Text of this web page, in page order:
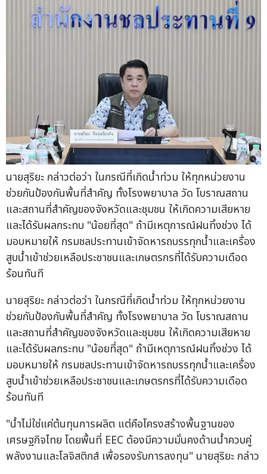
นายสุริยะ กล่าวต่อว่า ในกรณีที่เกิดน้ำท่วม ให้ทุกหน่วยงาน
ช่วยกันป้องกันพื้นที่สำคัญ ทั้งโรงพยาบาล วัด โบราณสถาน
และสถานที่สำคัญของจังหวัดและชุมชน ให้เกิดความเสียหาย
และได้รับผลกระทบ "น้อยที่สุด" ถ้ามีเหตุการณ์ฝนทิ้งช่วง ได้
มอบหมายให้ กรมชลประทานเข้าจัดหารถบรรทุกน้ำและเครื่อง
สูบน้ำเข้าช่วยเหลือประชาชนและเกษตรกรที่ได้รับความเดือด
ร้อนทันที
นายสุริยะ กล่าวต่อว่า ในกรณีที่เกิดน้ำท่วม ให้ทุกหน่วยงาน
ช่วยกันป้องกันพื้นที่สำคัญ ทั้งโรงพยาบาล วัด โบราณสถาน
และสถานที่สำคัญของจังหวัดและชุมชน ให้เกิดความเสียหาย
และได้รับผลกระทบ "น้อยที่สุด" ถ้ามีเหตุการณ์ฝนทิ้งช่วง ได้
มอบหมายให้ กรมชลประทานเข้าจัดหารถบรรทุกน้ำและเครื่อง
สูบน้ำเข้าช่วยเหลือประชาชนและเกษตรกรที่ได้รับความเดือด
ร้อนทันที
"น้ำไม่ใช่แค่ต้นทุนการผลิต แต่คือโครงสร้างพื้นฐานของ
เศรษฐกิจไทย โดยพื้นที่ EEC ต้องมีความมั่นคงด้านน้ำควบคู่
พลังงานและโลจิสติกส์ เพื่อรองรับการลงทุน" นายสุริยะ กล่าว